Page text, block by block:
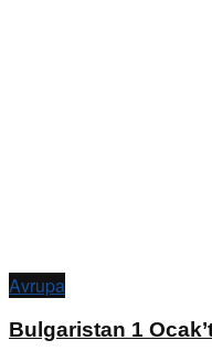
Avrupa
Bulgaristan 1